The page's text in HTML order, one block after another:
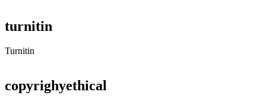
turnitin
Turnitin
copyrighyethical